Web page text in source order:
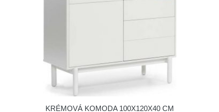
KRÉMOVÁ KOMODA 100X120X40 CM